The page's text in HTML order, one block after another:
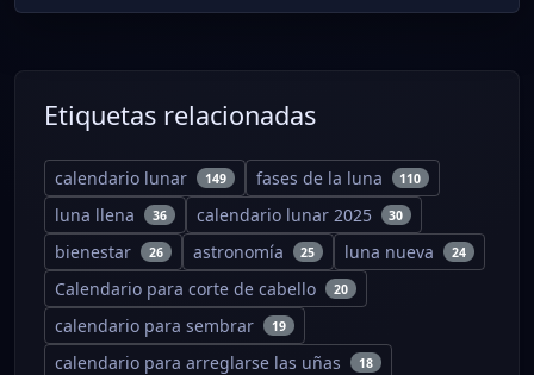
Etiquetas relacionadas
calendario lunar 149 fases de la luna 110
luna llena 36 calendario lunar 2025 30
bienestar 26 astronomía 25 luna nueva 24
Calendario para corte de cabello 20
calendario para sembrar 19
calendario para arreglarse las uñas 18